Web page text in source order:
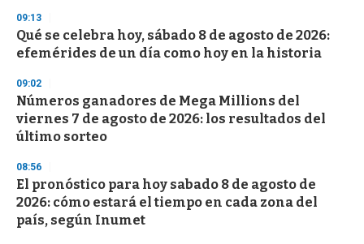
s
e
c
o
d
s
09:13
Qué se celebra hoy, sábado 8 de agosto de 2026:
efemérides de un día como hoy en la historia
09:02
Números ganadores de Mega Millions del
viernes 7 de agosto de 2026: los resultados del
último sorteo
08:56
El pronóstico para hoy sabado 8 de agosto de
2026: cómo estará el tiempo en cada zona del
país, según Inumet